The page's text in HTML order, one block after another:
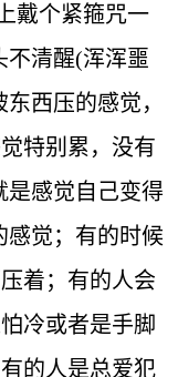
戴个紧箍咒一
不清醒(浑浑噩
西压的感觉，
特别累，没有
是感觉自己变得
感觉；有的时候
着；有的人会
冷或者是手脚
的人是总爱犯